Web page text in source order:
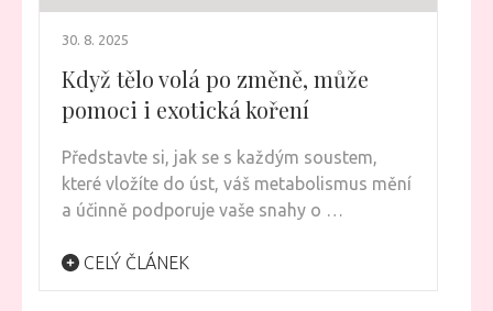
30. 8. 2025
Když tělo volá po změně, může
pomoci i exotická koření
Představte si, jak se s každým soustem,
které vložíte do úst, váš metabolismus mění
a účinně podporuje vaše snahy o …
CELÝ ČLÁNEK